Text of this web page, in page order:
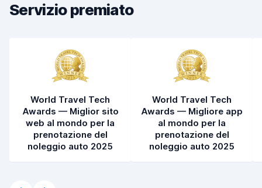
Condizioni dell'auto
Servizio premiato
World Travel Tech
Awards — Miglior sito
web al mondo per la
prenotazione del
noleggio auto 2025
World Travel Tech
Awards — Migliore app
al mondo per la
prenotazione del
noleggio auto 2025